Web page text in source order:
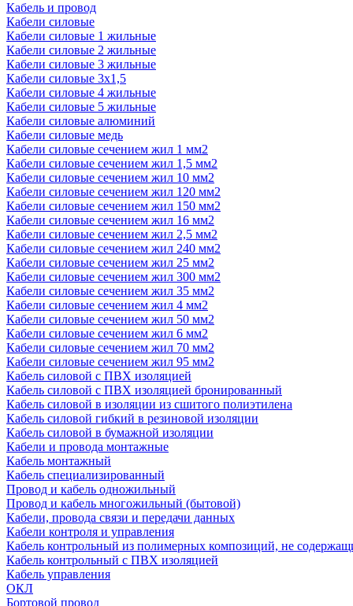
Кабель и провод
Кабели силовые
Кабели силовые 1 жильные
Кабели силовые 2 жильные
Кабели силовые 3 жильные
Кабели силовые 3х1,5
Кабели силовые 4 жильные
Кабели силовые 5 жильные
Кабели силовые алюминий
Кабели силовые медь
Кабели силовые сечением жил 1 мм2
Кабели силовые сечением жил 1,5 мм2
Кабели силовые сечением жил 10 мм2
Кабели силовые сечением жил 120 мм2
Кабели силовые сечением жил 150 мм2
Кабели силовые сечением жил 16 мм2
Кабели силовые сечением жил 2,5 мм2
Кабели силовые сечением жил 240 мм2
Кабели силовые сечением жил 25 мм2
Кабели силовые сечением жил 300 мм2
Кабели силовые сечением жил 35 мм2
Кабели силовые сечением жил 4 мм2
Кабели силовые сечением жил 50 мм2
Кабели силовые сечением жил 6 мм2
Кабели силовые сечением жил 70 мм2
Кабели силовые сечением жил 95 мм2
Кабель силовой с ПВХ изоляцией
Кабель силовой с ПВХ изоляцией бронированный
Кабель силовой в изоляции из сшитого полиэтилена
Кабель силовой гибкий в резиновой изоляции
Кабель силовой в бумажной изоляции
Кабели и провода монтажные
Кабель монтажный
Кабель специализированный
Провод и кабель одножильный
Провод и кабель многожильный (бытовой)
Кабели, провода связи и передачи данных
Кабели контроля и управления
Кабель контрольный из полимерных композиций, не
Кабель контрольный с ПВХ изоляцией
Кабель управления
ОКЛ
Бортовой провод